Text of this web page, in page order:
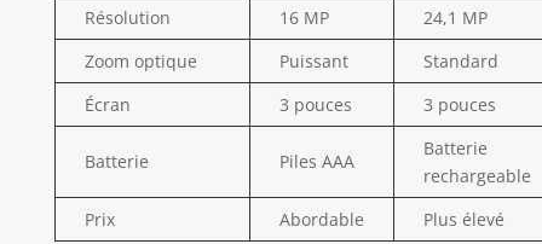
Résolution 16 MP
24,1 MP
Zoom optique
Puissant
Standard
Écran
3 pouces 3 pouces
Batterie Piles AAA
Batterie
rechargeable
Prix
Abordable Plus élevé